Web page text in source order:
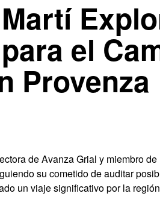
el
Provenza
de Avanza Grial y miembro
su cometido de auditar
un viaje significativo por la